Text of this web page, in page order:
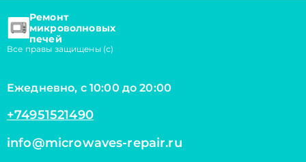
Ремонт
микроволновых
печей
Все правы защищены (с)
Ежедневно, с 10:00 до 20:00
+74951521490
info@microwaves-repair.ru